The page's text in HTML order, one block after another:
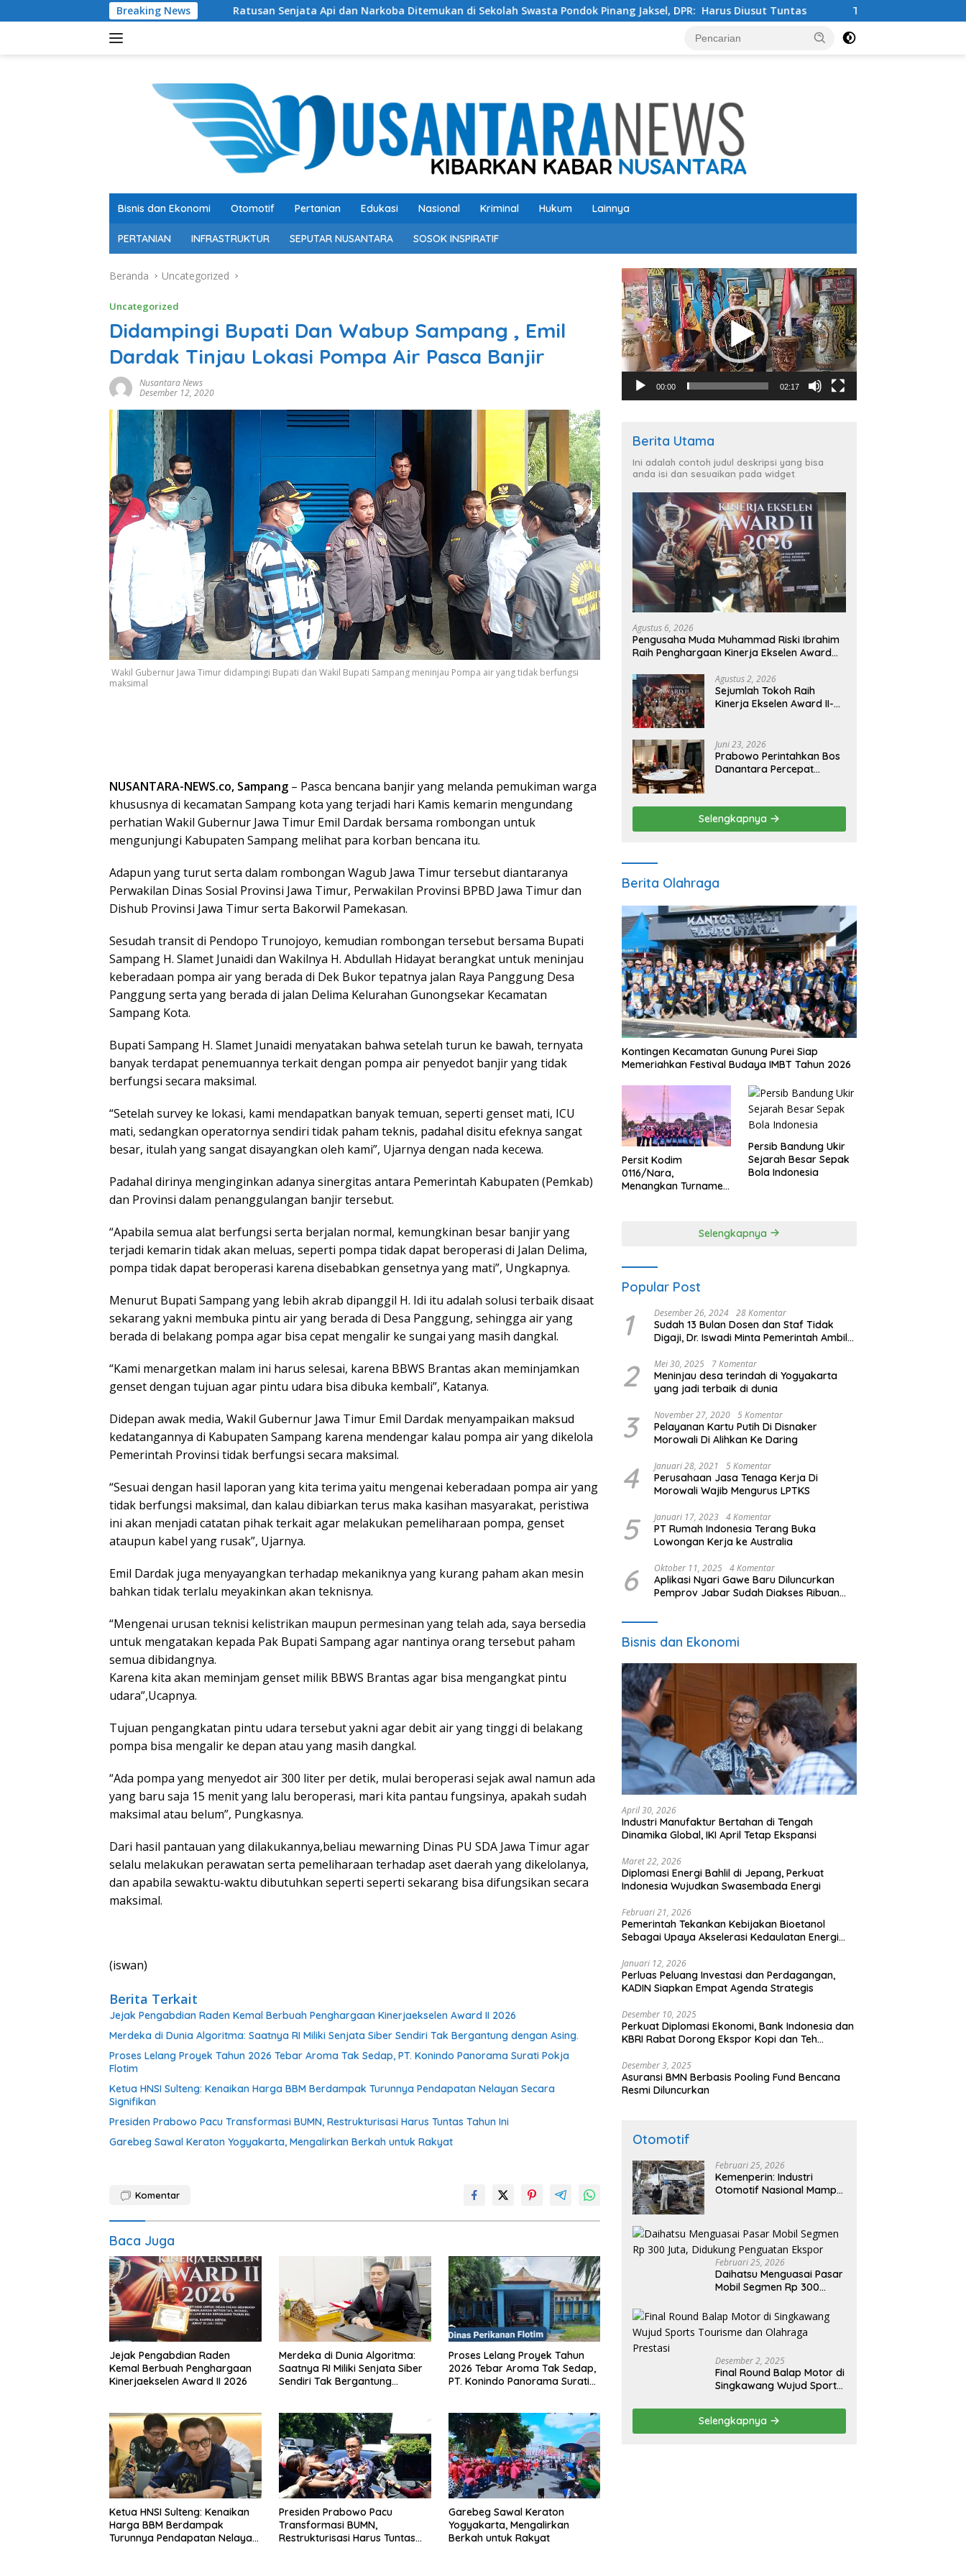
ke
Breaking News
Ratusan Senjata Api dan Narkoba Ditemukan di Sekolah Swasta Pondok Pinang Jaksel, DPR: Harus Diusut Tuntas Tingkatkan Kualitas Pendidikan , PT IMIP dan
Bisnis dan Ekonomi Otomotif Pertanian Edukasi Nasional Kriminal Hukum Lainnya
PERTANIAN INFRASTRUKTUR SEPUTAR NUSANTARA SOSOK INSPIRATIF
Beranda Uncategorized
Uncategorized
Didampingi Bupati Dan Wabup Sampang , Emil
Dardak Tinjau Lokasi Pompa Air Pasca Banjir
Nusantara News
Desember 12, 2020
Wakil Gubernur Jawa Timur didampingi Bupati dan Wakil Bupati Sampang meninjau Pompa air yang tidak berfungsi
maksimal
NUSANTARA-NEWS.co, Sampang – Pasca bencana banjir yang melanda pemukiman warga
khususnya di kecamatan Sampang kota yang terjadi hari Kamis kemarin mengundang
perhatian Wakil Gubernur Jawa Timur Emil Dardak bersama rombongan untuk
mengunjungi Kabupaten Sampang melihat para korban bencana itu.
Adapun yang turut serta dalam rombongan Wagub Jawa Timur tersebut diantaranya
Perwakilan Dinas Sosial Provinsi Jawa Timur, Perwakilan Provinsi BPBD Jawa Timur dan
Dishub Provinsi Jawa Timur serta Bakorwil Pamekasan.
Sesudah transit di Pendopo Trunojoyo, kemudian rombongan tersebut bersama Bupati
Sampang H. Slamet Junaidi dan Wakilnya H. Abdullah Hidayat berangkat untuk meninjau
keberadaan pompa air yang berada di Dek Bukor tepatnya jalan Raya Panggung Desa
Panggung serta yang berada di jalan Delima Kelurahan Gunongsekar Kecamatan
Sampang Kota.
Bupati Sampang H. Slamet Junaidi menyatakan bahwa setelah turun ke bawah, ternyata
banyak terdapat penemuannya terkait dengan pompa air penyedot banjir yang tidak
berfungsi secara maksimal.
“Setelah survey ke lokasi, kami mendapatkan banyak temuan, seperti genset mati, ICU
mati, sedangkan operatornya sendiri tidak paham teknis, padahal disitu efeknya sangat
besar, itulah yang sangat disayangkan oleh kami”, Ujarnya dengan nada kecewa.
Padahal dirinya menginginkan adanya sinergitas antara Pemerintah Kabupaten (Pemkab)
dan Provinsi dalam penanggulangan banjir tersebut.
“Apabila semua alat berfungsi serta berjalan normal, kemungkinan besar banjir yang
terjadi kemarin tidak akan meluas, seperti pompa tidak dapat beroperasi di Jalan Delima,
pompa tidak dapat beroperasi karena disebabkan gensetnya yang mati”, Ungkapnya.
Menurut Bupati Sampang yang lebih akrab dipanggil H. Idi itu adalah solusi terbaik disaat
sekarang yakni membuka pintu air yang berada di Desa Panggung, sehingga air yang
berada di belakang pompa agar bisa cepat mengalir ke sungai yang masih dangkal.
“Kami menargetkan malam ini harus selesai, karena BBWS Brantas akan meminjamkan
genset dengan tujuan agar pintu udara bisa dibuka kembali”, Katanya.
Didepan awak media, Wakil Gubernur Jawa Timur Emil Dardak menyampaikan maksud
kedatangannya di Kabupaten Sampang karena mendengar kalau pompa air yang dikelola
Pemerintah Provinsi tidak berfungsi secara maksimal.
“Sesuai dengan hasil laporan yang kita terima yaitu mengenai keberadaan pompa air yang
tidak berfungsi maksimal, dan kalau dibiarkan terus maka kasihan masyarakat, peristiwa
ini akan menjadi catatan pihak terkait agar melakukan pemeliharaan pompa, genset
ataupun kabel yang rusak”, Ujarnya.
Emil Dardak juga menyayangkan terhadap mekaniknya yang kurang paham akan mesin
bahkan tidak terlalu meyakinkan akan teknisnya.
“Mengenai urusan teknisi kelistrikan maupun permesinan yang telah ada, saya bersedia
untuk mengatakan kepada Pak Bupati Sampang agar nantinya orang tersebut paham
semua dibidangnya.
Karena kita akan meminjam genset milik BBWS Brantas agar bisa mengangkat pintu
udara”,Ucapnya.
Tujuan pengangkatan pintu udara tersebut yakni agar debit air yang tinggi di belakang
pompa bisa mengalir ke depan atau yang masih dangkal.
“Ada pompa yang menyedot air 300 liter per detik, mulai beroperasi sejak awal namun ada
yang baru saja 15 menit yang lalu beroperasi, mari kita pantau fungsinya, apakah sudah
maksimal atau belum”, Pungkasnya.
Dari hasil pantauan yang dilakukannya,beliau mewarning Dinas PU SDA Jawa Timur agar
selalu melakukan perawatan serta pemeliharaan terhadap aset daerah yang dikelolanya,
dan apabila sewaktu-waktu dibutuhkan seperti seperti sekarang bisa difungsikan secara
maksimal.
(iswan)
Berita Terkait
Jejak Pengabdian Raden Kemal Berbuah Penghargaan Kinerjaekselen Award II 2026
Merdeka di Dunia Algoritma: Saatnya RI Miliki Senjata Siber Sendiri Tak Bergantung dengan Asing.
Proses Lelang Proyek Tahun 2026 Tebar Aroma Tak Sedap, PT. Konindo Panorama Surati Pokja
Flotim
Ketua HNSI Sulteng: Kenaikan Harga BBM Berdampak Turunnya Pendapatan Nelayan Secara
Signifikan
Presiden Prabowo Pacu Transformasi BUMN, Restrukturisasi Harus Tuntas Tahun Ini
Garebeg Sawal Keraton Yogyakarta, Mengalirkan Berkah untuk Rakyat
Komentar
Baca Juga
Jejak Pengabdian Raden
Kemal Berbuah Penghargaan
Kinerjaekselen Award II 2026
Merdeka di Dunia Algoritma:
Saatnya RI Miliki Senjata Siber
Sendiri Tak Bergantung
Proses Lelang Proyek Tahun
2026 Tebar Aroma Tak Sedap,
PT. Konindo Panorama Surati
Ketua HNSI Sulteng: Kenaikan
Harga BBM Berdampak
Turunnya Pendapatan Nelayan
Presiden Prabowo Pacu
Transformasi BUMN,
Restrukturisasi Harus Tuntas
Garebeg Sawal Keraton
Yogyakarta, Mengalirkan
Berkah untuk Rakyat
Pemutar
Video
00:00 02:17
Berita Utama
Ini adalah contoh judul deskripsi yang bisa
anda isi dan sesuaikan pada widget
Agustus 6, 2026
Pengusaha Muda Muhammad Riski Ibrahim
Raih Penghargaan Kinerja Ekselen Award
Agustus 2, 2026
Sejumlah Tokoh Raih
Kinerja Ekselen Award II-
Juni 23, 2026
Prabowo Perintahkan Bos
Danantara Percepat
Ekonomi Baru
Selengkapnya
Berita Olahraga
Kontingen Kecamatan Gunung Purei Siap
Memeriahkan Festival Budaya IMBT Tahun 2026
Persit Kodim
0116/Nara,
Menangkan Turnamen
Persib Bandung Ukir
Sejarah Besar Sepak
Bola Indonesia
Selengkapnya
Popular Post
1 Desember 26, 2024 28 Komentar
Sudah 13 Bulan Dosen dan Staf Tidak
Digaji, Dr. Iswadi Minta Pemerintah Ambil
2 Mei 30, 2025 7 Komentar
Meninjau desa terindah di Yogyakarta
yang jadi terbaik di dunia
3 November 27, 2020 5 Komentar
Pelayanan Kartu Putih Di Disnaker
Morowali Di Alihkan Ke Daring
4 Januari 28, 2021 5 Komentar
Perusahaan Jasa Tenaga Kerja Di
Morowali Wajib Mengurus LPTKS
5 Januari 17, 2023 4 Komentar
PT Rumah Indonesia Terang Buka
Lowongan Kerja ke Australia
6 Oktober 11, 2025 4 Komentar
Aplikasi Nyari Gawe Baru Diluncurkan
Pemprov Jabar Sudah Diakses Ribuan
Bisnis dan Ekonomi
April 30, 2026
Industri Manufaktur Bertahan di Tengah
Dinamika Global, IKI April Tetap Ekspansi
Maret 22, 2026
Diplomasi Energi Bahlil di Jepang, Perkuat
Indonesia Wujudkan Swasembada Energi
Februari 21, 2026
Pemerintah Tekankan Kebijakan Bioetanol
Sebagai Upaya Akselerasi Kedaulatan Energi
Januari 12, 2026
Perluas Peluang Investasi dan Perdagangan,
KADIN Siapkan Empat Agenda Strategis
Desember 10, 2025
Perkuat Diplomasi Ekonomi, Bank Indonesia dan
KBRI Rabat Dorong Ekspor Kopi dan Teh
Desember 3, 2025
Asuransi BMN Berbasis Pooling Fund Bencana
Resmi Diluncurkan
Otomotif
Februari 25, 2026
Kemenperin: Industri
Otomotif Nasional Mampu
Februari 25, 2026
Daihatsu Menguasai Pasar
Mobil Segmen Rp 300
Ekspor
Desember 2, 2025
Final Round Balap Motor di
Singkawang Wujud Sports
Prestasi
Selengkapnya